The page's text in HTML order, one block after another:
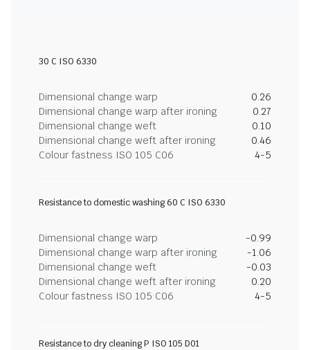
30 C ISO 6330
Dimensional change warp
0.26
Dimensional change warp after ironing
0.27
Dimensional change weft
0.10
Dimensional change weft after ironing
0.46
Colour fastness ISO 105 C06
4-5
Resistance to domestic washing 60 C ISO 6330
Dimensional change warp
-0.99
Dimensional change warp after ironing
-1.06
Dimensional change weft
-0.03
Dimensional change weft after ironing
0.20
Colour fastness ISO 105 C06
4-5
Resistance to dry cleaning P ISO 105 D01